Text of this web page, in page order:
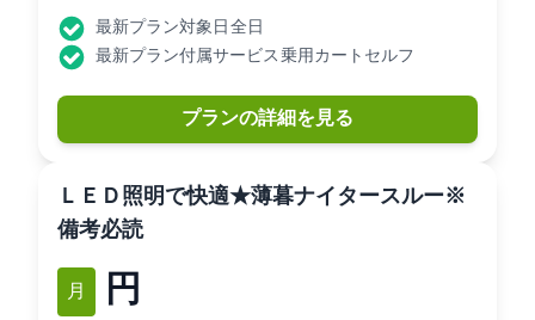
最新プラン対象日: 全日
最新プラン付属サービス: 乗用カートセルフ
プランの詳細を見る
ＬＥＤ照明で快適★薄暮ナイタースルー※
備考必読
12月 11,990円